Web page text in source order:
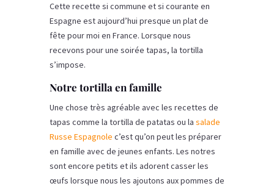
Cette recette si commune et si courante en
Espagne est aujourd’hui presque un plat de
fête pour moi en France. Lorsque nous
recevons pour une soirée tapas, la tortilla
s’impose.
Notre tortilla en famille
Une chose très agréable avec les recettes de
tapas comme la tortilla de patatas ou la salade
Russe Espagnole c’est qu’on peut les préparer
en famille avec de jeunes enfants. Les notres
sont encore petits et ils adorent casser les
œufs lorsque nous les ajoutons aux pommes de